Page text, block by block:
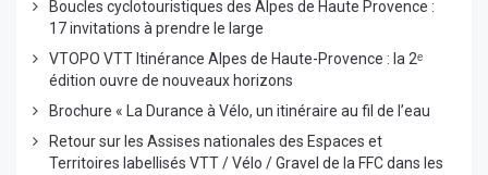
Boucles cyclotouristiques des Alpes de Haute Provence :
17 invitations à prendre le large
VTOPO VTT Itinérance Alpes de Haute-Provence : la 2ᵉ
édition ouvre de nouveaux horizons
Brochure « La Durance à Vélo, un itinéraire au fil de l’eau
Retour sur les Assises nationales des Espaces et
Territoires labellisés VTT / Vélo / Gravel de la FFC dans les